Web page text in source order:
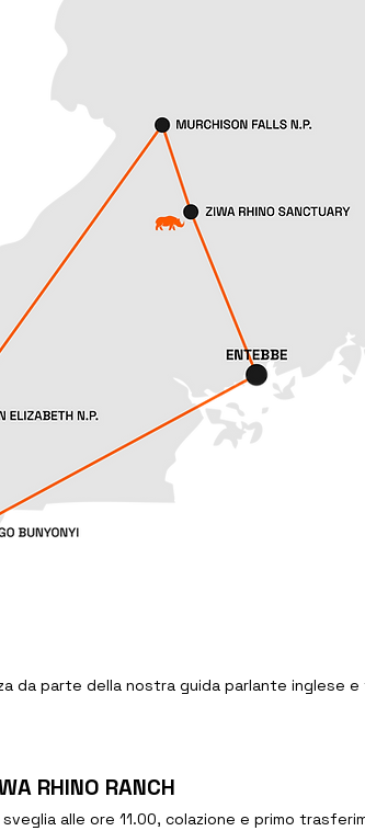
da parte della nostra guida parlante inglese
RHINO RANCH
alle ore 11.00, colazione e primo